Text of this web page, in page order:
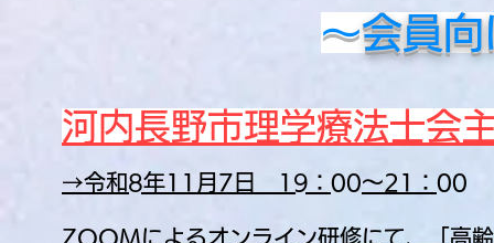
​～会員
河内長野市理学療法士会
→令和8年11月7日 19：00～21：00
ZOOMによるオンライン研修にて、「高